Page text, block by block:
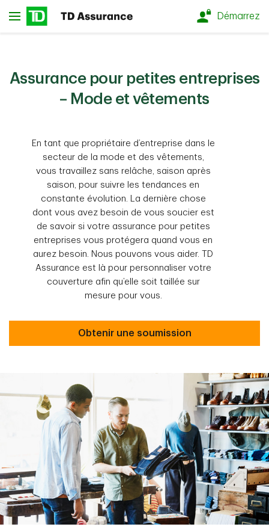
Passer au contenu principal
Démarrez
Assurance pour petites entreprises
– Mode et vêtements
En tant que propriétaire d’entreprise dans le
secteur de la mode et des vêtements,
vous travaillez sans relâche, saison après
saison, pour suivre les tendances en
constante évolution. La dernière chose
dont vous avez besoin de vous soucier est
de savoir si votre assurance pour petites
entreprises vous protégera quand vous en
aurez besoin. Nous pouvons vous aider. TD
Assurance est là pour personnaliser votre
couverture afin qu’elle soit taillée sur
mesure pour vous.
Obtenir une soumission